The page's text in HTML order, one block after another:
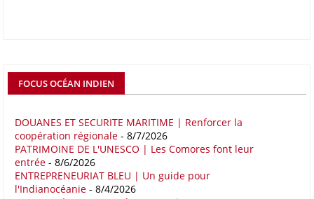
détermine un rapport publié début mai 2026 par le cabinet de conseil
Boston Consulting Group (BCG). Intitulé « Strengthening the Africa-
rapport note que les relations entre l'Afrique et l'Europe trouvent leur
fondement dans la proximité géographique et des dynamiques socio-
économiques complémentaires.
16/05/26 COMMERCE CHINE - AFRIQUE
FOCUS OCÉAN INDIEN
DOUANES ET SECURITE MARITIME | Renforcer la
coopération régionale - 8/7/2026
PATRIMOINE DE L'UNESCO | Les Comores font leur
entrée - 8/6/2026
ENTREPRENEURIAT BLEU | Un guide pour
l'Indianocéanie - 8/4/2026